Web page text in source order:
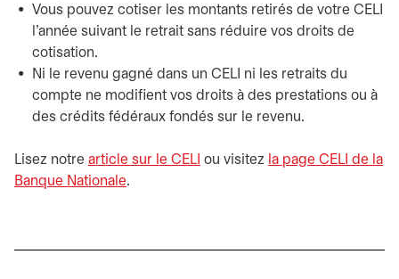
Vous pouvez cotiser les montants retirés de votre CELI
l’année suivant le retrait sans réduire vos droits de
cotisation.
Ni le revenu gagné dans un CELI ni les retraits du
compte ne modifient vos droits à des prestations ou à
des crédits fédéraux fondés sur le revenu.
Lisez notre article sur le CELI ou visitez la page CELI de la
Banque Nationales’ouvre dans un nouvel onglet
.